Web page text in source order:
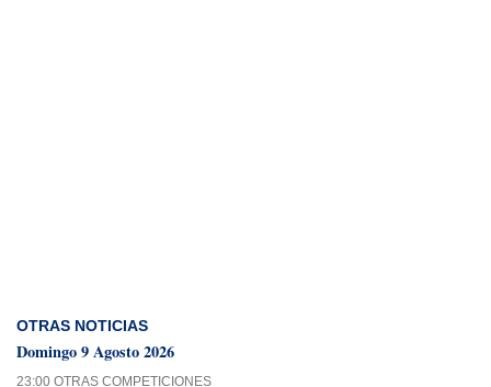
OTRAS NOTICIAS
Domingo 9 Agosto 2026
23:00 OTRAS COMPETICIONES